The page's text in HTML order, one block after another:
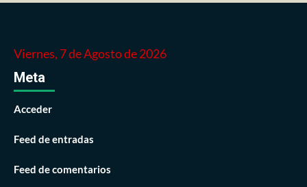
Viernes, 7 de Agosto de 2026
Meta
Acceder
Feed de entradas
Feed de comentarios